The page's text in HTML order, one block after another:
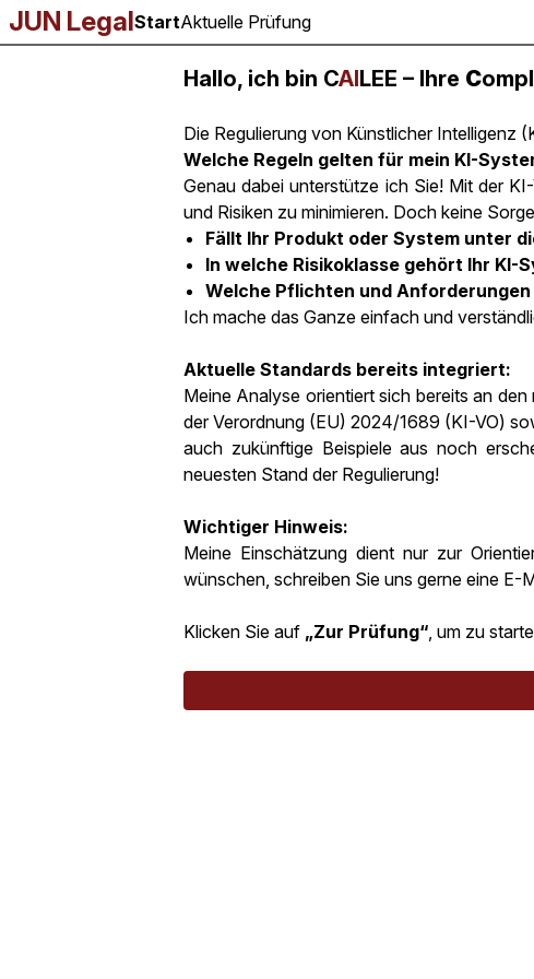
JUN LegalStartAktuelle Prüfung
Hallo, ich bin CAILEE
CAILEE – Ihre C
Die Regulierung von Künstlicher Intelligenz
Welche Regeln gelten für mein KI-
Genau dabei unterstütze ich Sie! Mit der
und Risiken zu minimieren. Doch keine
Fällt Ihr Produkt oder System unter
In welche Risikoklasse gehört Ihr KI-
Welche Pflichten und
Ich mache das Ganze einfach und
Aktuelle Standards bereits integriert:
Meine Analyse orientiert sich bereits an
der Verordnung (EU) 2024/1689 (KI-VO)
auch zukünftige Beispiele aus noch
neuesten Stand der Regulierung!
Wichtiger Hinweis:
Meine Einschätzung dient nur zur
wünschen, schreiben Sie uns gerne eine E-
Klicken Sie auf Zur Prüfung , um zu